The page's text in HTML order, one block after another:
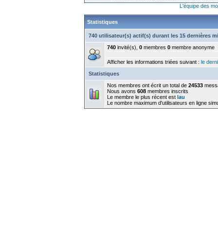
L'équipe des
Statistiques
740 utilisateur(s) actif(s) durant les 15 dernières
740 invité(s), 0 membres 0 membre anonyme
Afficher les informations triées suivant : le
Statistiques
Nos membres ont écrit un total de 24533
Nous avons 608 membres inscrits
Le membre le plus récent est lau
Le nombre maximum d'utilisateurs en ligne